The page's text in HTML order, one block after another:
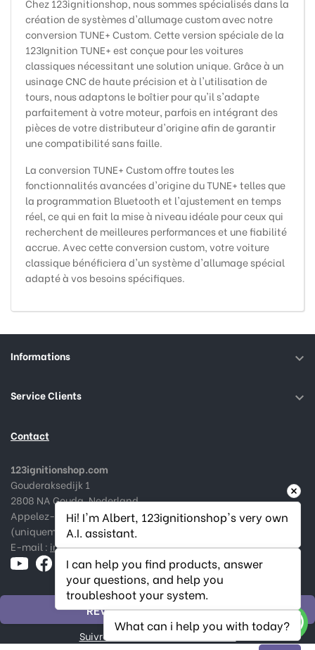
Chez 123ignitionshop, nous sommes spécialisés dans la
création de systèmes d'allumage custom avec notre
conversion TUNE+ Custom. Cette version spéciale de la
123Ignition TUNE+ est conçue pour les voitures
classiques nécessitant une solution unique. Grâce à un
usinage CNC de haute précision et à l'utilisation de
tours, nous adaptons le boîtier pour qu'il s'adapte
parfaitement à votre moteur, parfois en intégrant des
pièces de votre distributeur d'origine afin de garantir
une compatibilité sans faille.
La conversion TUNE+ Custom offre toutes les
fonctionnalités avancées d'origine du TUNE+ telles que
la programmation Bluetooth et l'ajustement en temps
réel, ce qui en fait la mise à niveau idéale pour ceux qui
recherchent de meilleures performances et une fiabilité
accrue. Avec cette conversion custom, votre voiture
classique bénéficiera d'un système d'allumage spécial
adapté à vos besoins spécifiques.
Informations 
Service Clients 
Contact
123ignitionshop.com
Gouderaksedijk 1
2808 NA Gouda, Nederland
Appelez-nous au :+31182 787974
(uniquement en Néerlandais et Anglais)
E-mail : info@123ignitionshop.com
RÉVOQUER LA COMMANDE
Suivre le statut de la rétractation
Hi! I'm Albert, 123ignitionshop's very own
A.I. assistant.
I can help you find products, answer
your questions, and help you
troubleshoot your system.
What can i help you with today?